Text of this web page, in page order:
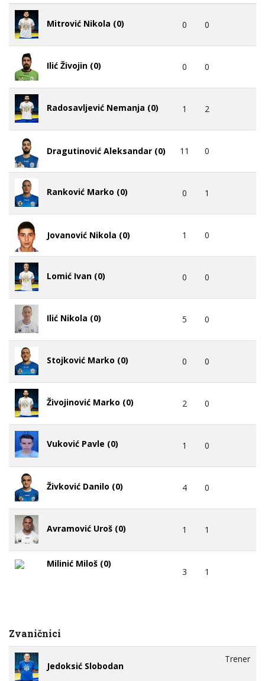
Mitrović Nikola (0) 0 0
Ilić Živojin (0) 0 0
Radosavljević Nemanja (0) 1 2
Dragutinović Aleksandar (0) 11 0
Ranković Marko (0) 0 1
Jovanović Nikola (0) 1 0
Lomić Ivan (0) 0 0
Ilić Nikola (0) 5 0
Stojković Marko (0) 0 0
Živojinović Marko (0) 2 0
Vuković Pavle (0) 1 0
Živković Danilo (0) 4 0
Avramović Uroš (0) 1 1
Milinić Miloš (0)
3 1
Zvaničnici
Jedoksić Slobodan
Trener